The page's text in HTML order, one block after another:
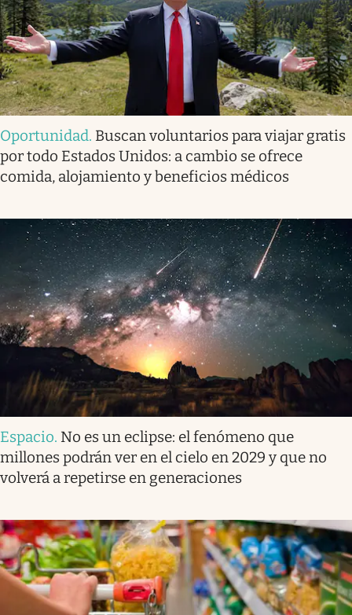
Oportunidad. Buscan voluntarios para viajar gratis
por todo Estados Unidos: a cambio se ofrece
comida, alojamiento y beneficios médicos
Espacio. No es un eclipse: el fenómeno que
millones podrán ver en el cielo en 2029 y que no
volverá a repetirse en generaciones